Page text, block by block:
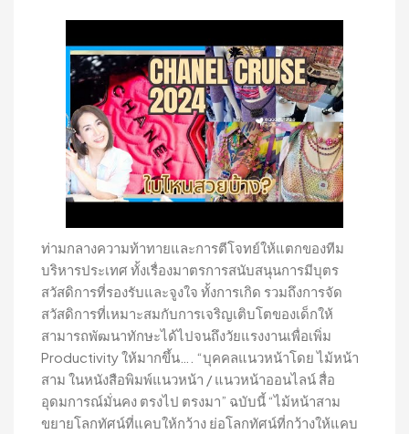
ท่ามกลางความท้าทายและการตีโจทย์ให้แตกของทีม
บริหารประเทศ ทั้งเรื่องมาตรการสนับสนุนการมีบุตร
สวัสดิการที่รองรับและจูงใจ ทั้งการเกิด รวมถึงการจัด
สวัสดิการที่เหมาะสมกับการเจริญเติบโตของเด็กให้
สามารถพัฒนาทักษะได้ไปจนถึงวัยแรงงานเพื่อเพิ่ม
Productivity ให้มากขึ้น…. “บุคคลแนวหน้าโดย ไม้หน้า
สาม ในหนังสือพิมพ์แนวหน้า / แนวหน้าออนไลน์ สื่อ
อุดมการณ์มั่นคง ตรงไป ตรงมา” ฉบับนี้ “ไม้หน้าสาม
ขยายโลกทัศน์ที่แคบให้กว้าง ย่อโลกทัศน์ที่กว้างให้แคบ